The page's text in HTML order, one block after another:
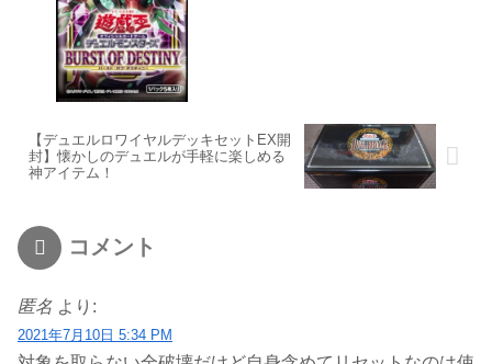
【デュエルロワイヤルデッキセットEX開
封】懐かしのデュエルが手軽に楽しめる
神アイテム！
コメント
匿名 より:
2021年7月10日 5:34 PM